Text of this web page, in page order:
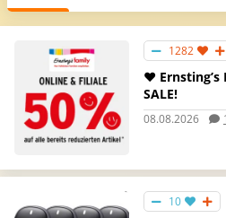
1282
❤️ Ernsting’s
SALE!
08.08.2026
10